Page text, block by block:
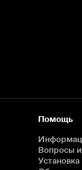
Помощь
Вопросы